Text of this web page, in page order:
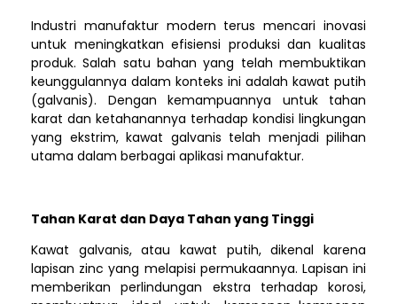
Industri manufaktur modern terus mencari inovasi
untuk meningkatkan efisiensi produksi dan kualitas
produk. Salah satu bahan yang telah membuktikan
keunggulannya dalam konteks ini adalah kawat putih
(galvanis). Dengan kemampuannya untuk tahan
karat dan ketahanannya terhadap kondisi lingkungan
yang ekstrim, kawat galvanis telah menjadi pilihan
utama dalam berbagai aplikasi manufaktur.
Tahan Karat dan Daya Tahan yang Tinggi
Kawat galvanis, atau kawat putih, dikenal karena
lapisan zinc yang melapisi permukaannya. Lapisan ini
memberikan perlindungan ekstra terhadap korosi,